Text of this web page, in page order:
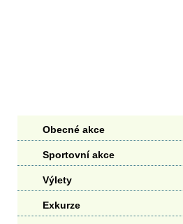
Obecné akce
Sportovní akce
Výlety
Exkurze